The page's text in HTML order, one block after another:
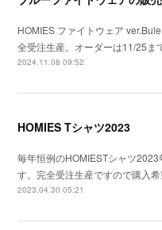
HOMIES ファイトウェア
全受注生産。オーダーは11/25
2024.11.08 09:52
HOMIES Tシャツ2023
毎年恒例のHOMIESTシャツ2023
す。完全受注生産ですので購入
2023.04.30 05:21